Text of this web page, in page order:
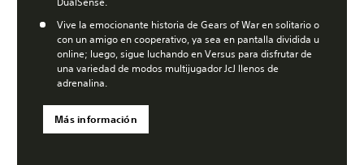
Vive la emocionante historia de Gears of War en solitario o
con un amigo en cooperativo, ya sea en pantalla dividida u
online; luego, sigue luchando en Versus para disfrutar de
una variedad de modos multijugador JcJ llenos de
adrenalina.
Más información